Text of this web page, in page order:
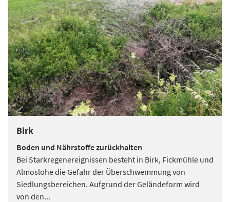
Birk
Boden und Nährstoffe zurückhalten
Bei Starkregenereignissen besteht in Birk, Fickmühle und
Almoslohe die Gefahr der Überschwemmung von
Siedlungsbereichen. Aufgrund der Geländeform wird
von den...